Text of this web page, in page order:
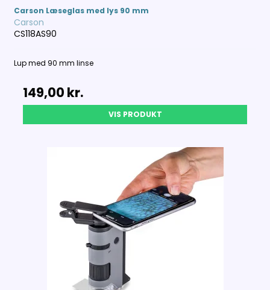
Carson Læseglas med lys 90 mm
Carson
CS118AS90
Lup med 90 mm linse
149,00 kr.
VIS PRODUKT